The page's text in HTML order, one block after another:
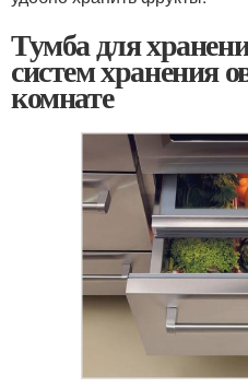
Тумба для
систем хранения
комнате